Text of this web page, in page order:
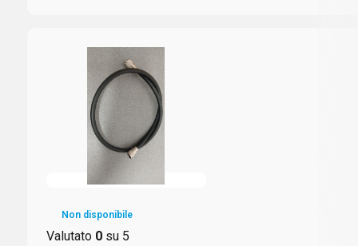
Non disponibile
Valutato 0su 5